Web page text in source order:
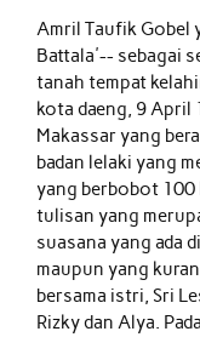
Amril Taufik Gobel
Battala'-- sebagai
tanah tempat
kota daeng, 9 April
Makassar yang
badan lelaki yang
yang berbobot 100
tulisan yang
suasana yang ada
maupun yang
bersama istri, Sri
Rizky dan Alya.